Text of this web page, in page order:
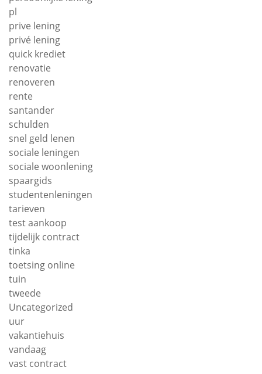
pl
prive lening
privé lening
quick krediet
renovatie
renoveren
rente
santander
schulden
snel geld lenen
sociale leningen
sociale woonlening
spaargids
studentenleningen
tarieven
test aankoop
tijdelijk contract
tinka
toetsing online
tuin
tweede
Uncategorized
uur
vakantiehuis
vandaag
vast contract